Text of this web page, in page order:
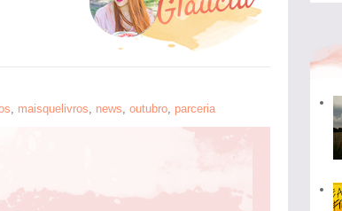
, maisquelivros, news, outubro, parceria